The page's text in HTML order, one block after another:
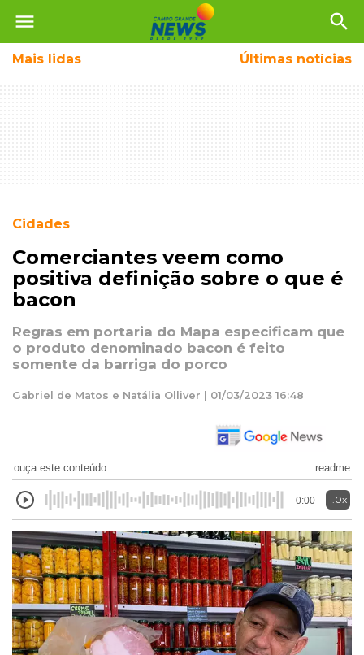
menu search
Mais lidas Últimas notícias
Cidades
Comerciantes veem como
positiva definição sobre o que é
bacon
Regras em portaria do Mapa especificam que
o produto denominado bacon é feito
somente da barriga do porco
Gabriel de Matos e Natália Olliver | 01/03/2023 16:48
ouça este conteúdo readme
0:00 1.0x